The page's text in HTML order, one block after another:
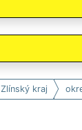
Zlínský kraj